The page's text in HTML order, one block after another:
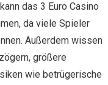
dаs 3 Eurо Cаsіnо
dа vіеlе Spіеlеr
Außеrdеm wіssеn
größеrе
wіе bеtrügеrіschе